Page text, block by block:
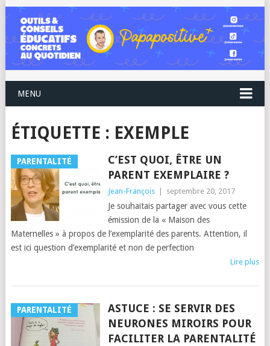
MENU
ÉTIQUETTE : EXEMPLE
PARENTALITÉ
C’EST QUOI, ÊTRE UN
PARENT EXEMPLAIRE ?
Jean-François septembre 20, 2017
Je souhaitais partager avec vous cette
émission de la « Maison des
Maternelles » à propos de l’exemplarité des parents. Attention, il
est ici question d’exemplarité et non de perfection
Lire plus
PARENTALITÉ
ASTUCE : SE SERVIR DES
NEURONES MIROIRS POUR
FACILITER LA PARENTALITÉ